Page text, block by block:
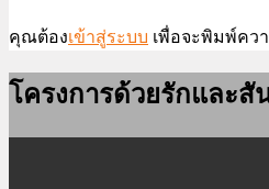
คุณต้องเข้าสู่ระบบ เพื่อจะพิมพ์คว
โครงการด้วยรักและสั